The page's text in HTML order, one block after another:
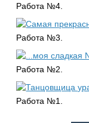
Работа №4.
Работа №3.
Работа №2.
Работа №1.